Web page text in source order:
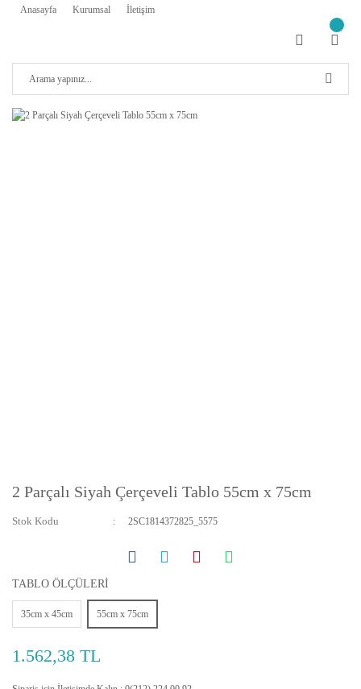
Anasayfa Kurumsal İletişim
2 Parçalı Siyah Çerçeveli Tablo 55cm x 75cm
Stok Kodu 2SC1814372825_5575
TABLO ÖLÇÜLERİ
35cm x 45cm 55cm x 75cm
1.562,38 TL